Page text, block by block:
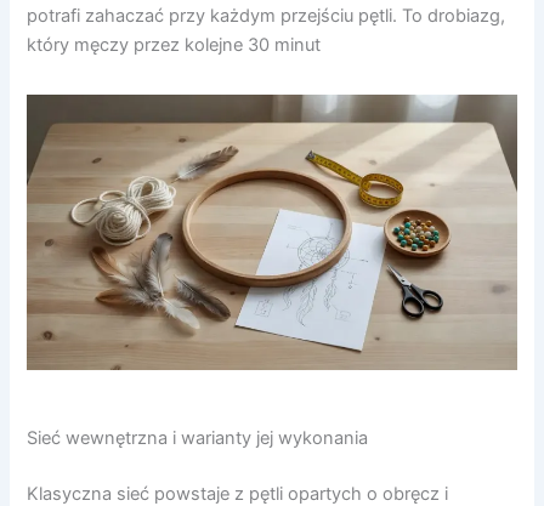
potrafi zahaczać przy każdym przejściu pętli. To drobiazg,
który męczy przez kolejne 30 minut
Sieć wewnętrzna i warianty jej wykonania
Klasyczna sieć powstaje z pętli opartych o obręcz i